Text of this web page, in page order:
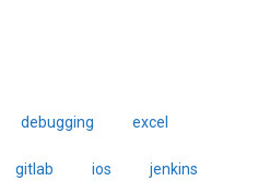
debugging excel
gitlab ios jenkins